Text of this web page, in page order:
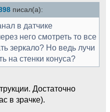
писал(а):
в датчике
него смотреть то все
зеркало? Но ведь лучи
на стенки конуса?
Достаточно
в зрачке).